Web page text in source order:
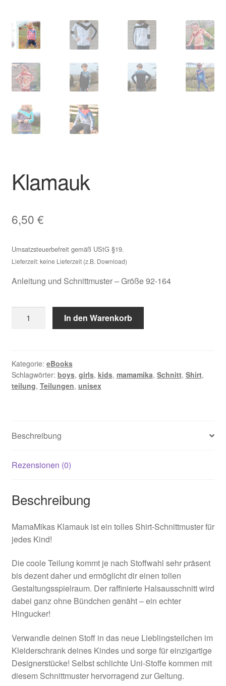
Klamauk
6,50 €
Umsatzsteuerbefreit gemäß UStG §19.
Lieferzeit: keine Lieferzeit (z.B. Download)
Anleitung und Schnittmuster – Größe 92-164
Menge
In den Warenkorb
Kategorie: eBooks
Schlagwörter: boys, girls, kids, mamamika, Schnitt, Shirt,
teilung, Teilungen, unisex
Beschreibung
Rezensionen (0)
Beschreibung
MamaMikas Klamauk ist ein tolles Shirt-Schnittmuster für
jedes Kind!
Die coole Teilung kommt je nach Stoffwahl sehr präsent
bis dezent daher und ermöglicht dir einen tollen
Gestaltungsspielraum. Der raffinierte Halsausschnitt wird
dabei ganz ohne Bündchen genäht – ein echter
Hingucker!
Verwandle deinen Stoff in das neue Lieblingsteilchen im
Kleiderschrank deines Kindes und sorge für einzigartige
Designerstücke! Selbst schlichte Uni-Stoffe kommen mit
diesem Schnittmuster hervorragend zur Geltung.